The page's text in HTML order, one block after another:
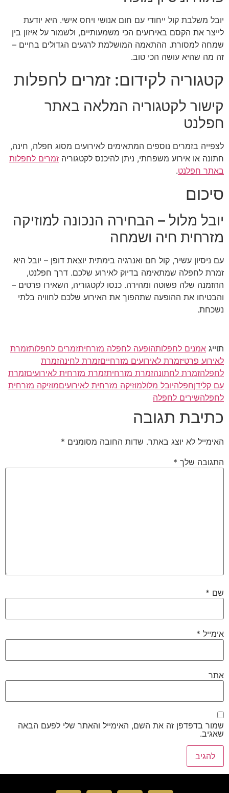
יובל משלבת קול ייחודי עם חום אנושי ויחס אישי. היא יודעת
לייצר את הקסם באירועים הכי משמעותיים, ולשמור על איזון בין
שמחה למסורת. ההתאמה המושלמת לרגעים הגדולים בחיים –
זה מה שהיא עושה הכי טוב.
קטגוריה לקידום: זמרים לחפלות
קישור לקטגוריה המלאה באתר
חפלנט
לצפייה בזמרים נוספים המתאימים לאירועים מסוג חפלה, חינה,
חתונה או אירוע משפחתי, ניתן להיכנס לקטגוריה זמרים לחפלות
באתר חפלנט.
סיכום
יובל מלול – הבחירה הנכונה למוזיקה
מזרחית חיה ושמחה
עם ניסיון עשיר, קול חם ואנרגיה בימתית יוצאת דופן – יובל היא
זמרת לחפלה שמתאימה בדיוק לאירוע שלכם. דרך חפלנט,
ההזמנה שלה פשוטה ומהירה. כנסו לקטגוריה, השאירו פרטים –
והבטיחו את ההופעה שתהפוך את האירוע שלכם לחוויה בלתי
נשכחת.
תוייג אמנים לחפלותהופעה לחפלה מזרחיתזמרים לחפלותזמרת
לאירוע פרטיזמרת לאירועים מזרחייםזמרת לחינהזמרת
לחפלהזמרת לחתונהזמרת מזרחיתזמרת מזרחית לאירועיםזמרת
עם קלידןחפלהיובל מלולמוזיקה מזרחית לאירועיםמוזיקה מזרחית
לחפלהשירים לחפלה
כתיבת תגובה
האימייל לא יוצג באתר. שדות החובה מסומנים *
התגובה שלך *
שם *
אימייל *
אתר
שמור בדפדפן זה את השם, האימייל והאתר שלי לפעם הבאה
שאגיב.